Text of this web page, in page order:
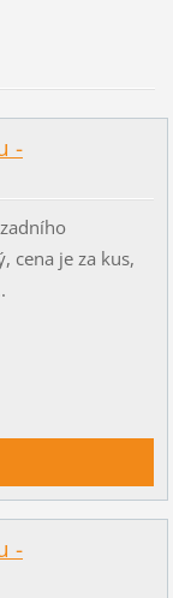
-
cena je za kus,
-